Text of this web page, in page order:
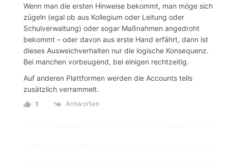
Wenn man die ersten Hinweise bekommt, man möge sich
zügeln (egal ob aus Kollegium oder Leitung oder
Schulverwaltung) oder sogar Maßnahmen angedroht
bekommt – oder davon aus erste Hand erfährt, dann ist
dieses Ausweichverhalten nur die logische Konsequenz.
Bei manchen vorbeugend, bei einigen rechtzeitig.
Auf anderen Plattformen werden die Accounts teils
zusätzlich verrammelt.
1 Antworten